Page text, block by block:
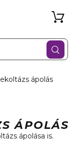
ápolás
ÁPOLÁS
ápolása is.